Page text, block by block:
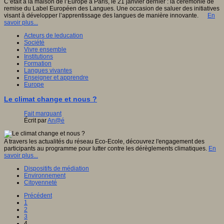
C’était à la maison de l’Europe à Paris, le 21 janvier dernier : la cérémonie de
remise du Label Européen des Langues. Une occasion de saluer des initiatives
visant à développer l’apprentissage des langues de manière innovante.
En
savoir plus...
Acteurs de leducation
Société
Vivre ensemble
Institutions
Formation
Langues vivantes
Enseigner et apprendre
Europe
Le climat change et nous ?
Fait marquant
Écrit parAn@é
A travers les actualités du réseau Eco-Ecole, découvrez l'engagement des
participants au programme pour lutter contre les dérèglements climatiques. En
savoir plus...
Dispositifs de médiation
Environnement
Citoyenneté
Précédent
1
2
3